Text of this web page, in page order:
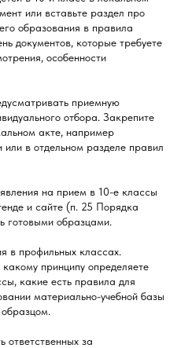
или вставьте раздел про
образования в правила
документов, которые требуете
особенности
приемную
отбора. Закрепите
акте, например
в отдельном разделе правил
на прием в 10-е классы
и сайте (п. 25 Порядка
готовыми образцами.
в профильных классах.
принципу определяете
какие есть правила для
материально-учебной базы
ответственных за